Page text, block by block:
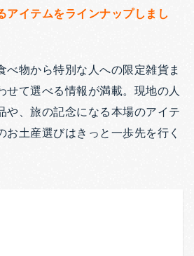
アイテムをラインナップしまし
べ物から特別な人への限定雑貨ま
せて選べる情報が満載。現地の人
や、旅の記念になる本場のアイテ
お土産選びはきっと一歩先を行く